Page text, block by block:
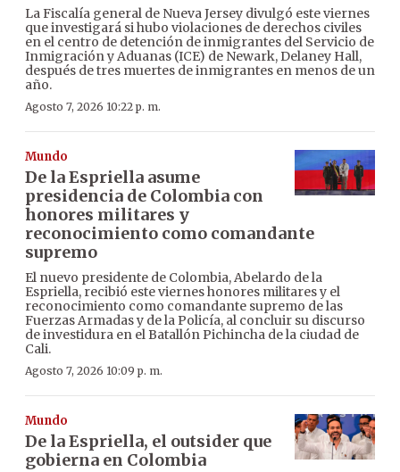
La Fiscalía general de Nueva Jersey divulgó este viernes
que investigará si hubo violaciones de derechos civiles
en el centro de detención de inmigrantes del Servicio de
Inmigración y Aduanas (ICE) de Newark, Delaney Hall,
después de tres muertes de inmigrantes en menos de un
año.
Agosto 7, 2026 10:22 p. m.
Mundo
De la Espriella asume
presidencia de Colombia con
honores militares y
reconocimiento como comandante
supremo
El nuevo presidente de Colombia, Abelardo de la
Espriella, recibió este viernes honores militares y el
reconocimiento como comandante supremo de las
Fuerzas Armadas y de la Policía, al concluir su discurso
de investidura en el Batallón Pichincha de la ciudad de
Cali.
Agosto 7, 2026 10:09 p. m.
Mundo
De la Espriella, el outsider que
gobierna en Colombia